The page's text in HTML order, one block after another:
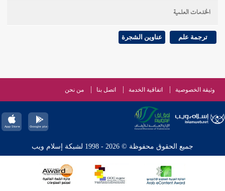
الخدمات العلمية
ترجمة علم عناوين الشجرة
وثيقة الخصوصية اتفاقية الخدمة اتصل بنا من نحن
جميع الحقوق محفوظة © 2026 - 1998 لشبكة إسلام ويب